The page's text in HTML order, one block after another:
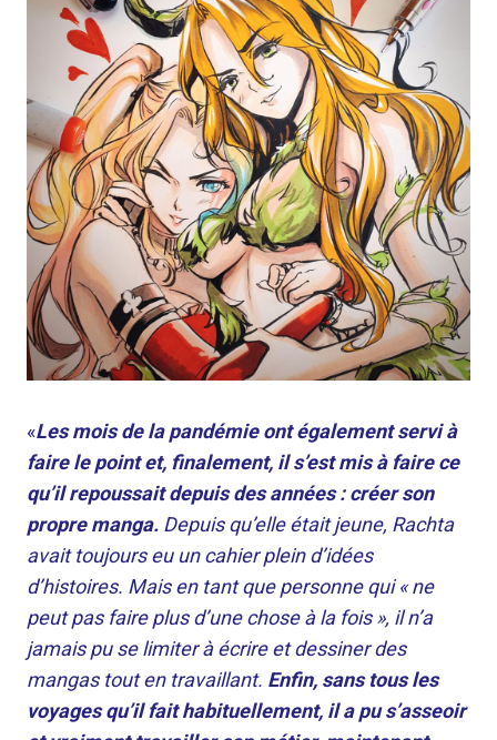
«Les mois de la pandémie ont également servi à
faire le point et, finalement, il s’est mis à faire ce
qu’il repoussait depuis des années : créer son
propre manga. Depuis qu’elle était jeune, Rachta
avait toujours eu un cahier plein d’idées
d’histoires. Mais en tant que personne qui « ne
peut pas faire plus d’une chose à la fois », il n’a
jamais pu se limiter à écrire et dessiner des
mangas tout en travaillant. Enfin, sans tous les
voyages qu’il fait habituellement, il a pu s’asseoir